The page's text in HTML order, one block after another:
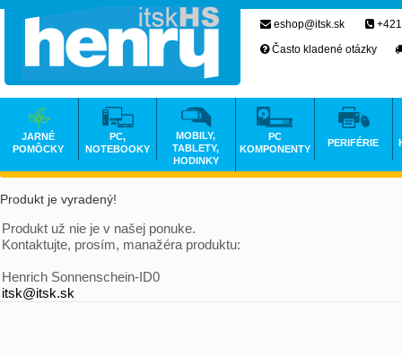
Produkt je vyradený!
Produkt už nie je v našej ponuke.
Kontaktujte, prosím, manažéra produktu:
Henrich Sonnenschein-ID0
itsk@itsk.sk
eshop@itsk.sk
Často kladené otázky
JARNÉ
POMÔCKY
PC,
NOTEBOOKY
MOBILY,
TABLETY,
HODINKY
PC
KOMPONENTY
PERIFÉRIE